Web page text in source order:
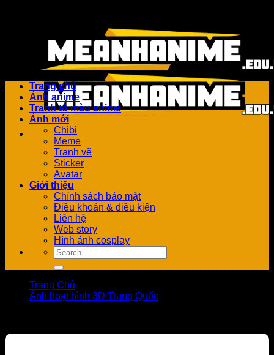
Trang chủ
Ảnh anime
Tranh tô màu anime
Ảnh mới
Chibi
Meme
Tranh vẽ
Sticker
Avatar
Giới thiệu
Chính sách bảo mật
Điều khoản & điều kiện
Liên hệ
Web story
Hình ảnh cosplay
Trang Chủ
Ảnh hoạt hình 3D Trung Quốc